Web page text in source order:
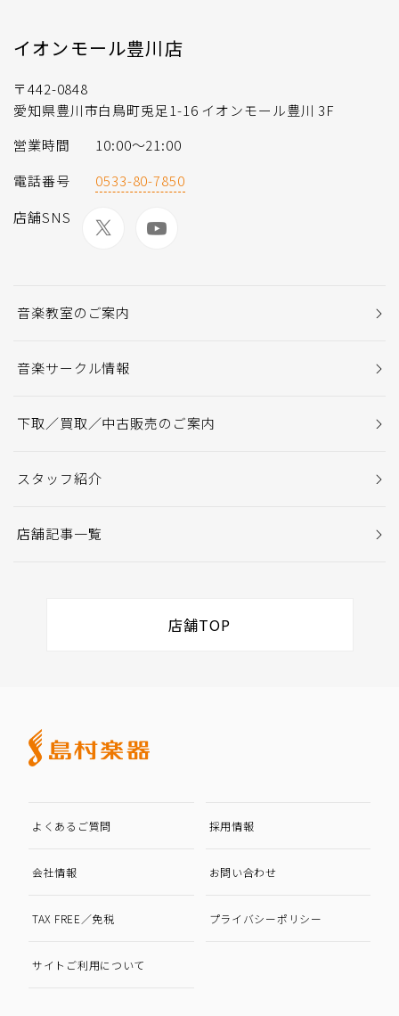
イオンモール豊川店
〒442-0848
愛知県豊川市白鳥町兎足1-16 イオンモール豊川 3F
営業時間
10:00～21:00
電話番号
0533-80-7850
店舗SNS
音楽教室のご案内
音楽サークル情報
下取／買取／中古販売のご案内
スタッフ紹介
店舗記事一覧
店舗TOP
よくあるご質問 採用情報
会社情報 お問い合わせ
TAX FREE／免税 プライバシーポリシー
サイトご利用について